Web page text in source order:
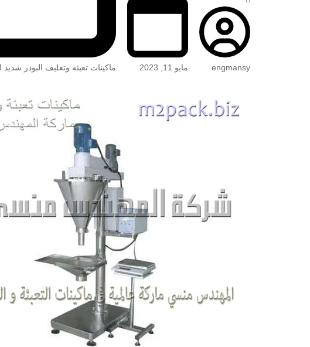
engmansy مايو 11, 2023 ماكينات تعبئه وتغليف البودر شديد